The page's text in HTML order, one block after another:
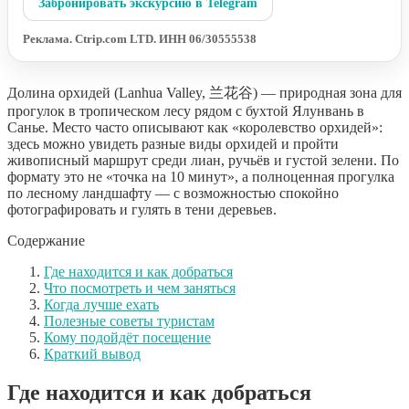
Забронировать экскурсию в Telegram
Реклама. Ctrip.com LTD. ИНН 06/30555538
Долина орхидей (Lanhua Valley, 兰花谷) — природная зона для
прогулок в тропическом лесу рядом с бухтой Ялунвань в
Санье. Место часто описывают как «королевство орхидей»:
здесь можно увидеть разные виды орхидей и пройти
живописный маршрут среди лиан, ручьёв и густой зелени. По
формату это не «точка на 10 минут», а полноценная прогулка
по лесному ландшафту — с возможностью спокойно
фотографировать и гулять в тени деревьев.
Содержание
Где находится и как добраться
Что посмотреть и чем заняться
Когда лучше ехать
Полезные советы туристам
Кому подойдёт посещение
Краткий вывод
Где находится и как добраться